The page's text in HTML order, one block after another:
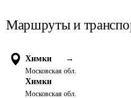
Маршруты и
Химки →
Московская обл.
Химки
Московская обл.